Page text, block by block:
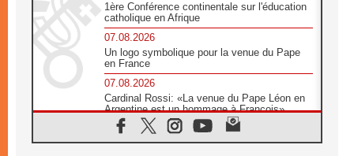
1ère Conférence continentale sur l'éducation
catholique en Afrique
07.08.2026
Un logo symbolique pour la venue du Pape
en France
07.08.2026
Cardinal Rossi: «La venue du Pape Léon en
Argentine est un hommage à François»
07.08.2026
Hiroshima et Nagasaki, 81 ans après,